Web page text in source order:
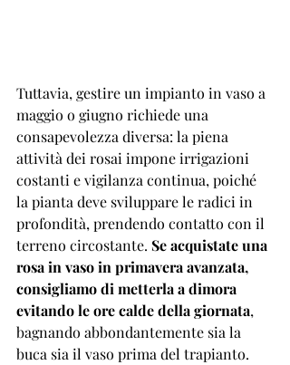
Tuttavia, gestire un impianto in vaso a
maggio o giugno richiede una
consapevolezza diversa: la piena
attività dei rosai impone irrigazioni
costanti e vigilanza continua, poiché
la pianta deve sviluppare le radici in
profondità, prendendo contatto con il
terreno circostante. Se acquistate una
rosa in vaso in primavera avanzata,
consigliamo di metterla a dimora
evitando le ore calde della giornata,
bagnando abbondantemente sia la
buca sia il vaso prima del trapianto.